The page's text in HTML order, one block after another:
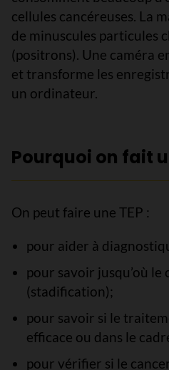
cellules cancéreuses. La
de minuscules particules
(positrons). Une caméra
et transforme les
un ordinateur.
Pourquoi on fait
On peut faire une TEP :
pour aider à
pour savoir jusqu’où le
(stadification);
pour savoir si le
efficace ou dans le
pour vérifier si le